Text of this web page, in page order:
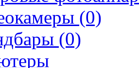
(0)
(0)